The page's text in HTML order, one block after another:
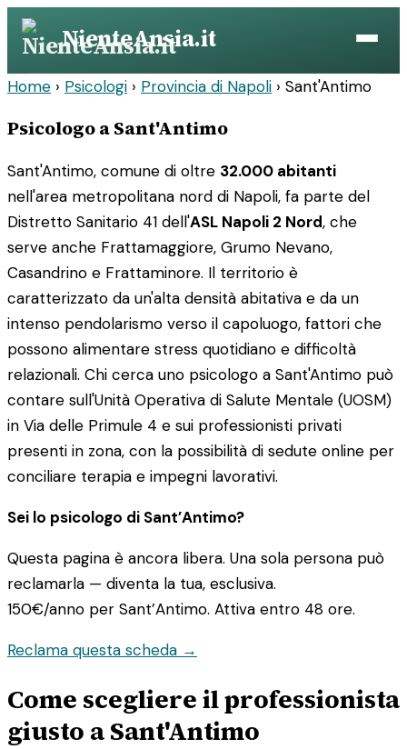
Vai
contenuto
NienteAnsia.it
Home › Psicologi › Provincia di Napoli › Sant'Antimo
Psicologo a Sant'Antimo
Sant'Antimo, comune di oltre 32.000 abitanti
nell'area metropolitana nord di Napoli, fa parte del
Distretto Sanitario 41 dell'ASL Napoli 2 Nord, che
serve anche Frattamaggiore, Grumo Nevano,
Casandrino e Frattaminore. Il territorio è
caratterizzato da un'alta densità abitativa e da un
intenso pendolarismo verso il capoluogo, fattori che
possono alimentare stress quotidiano e difficoltà
relazionali. Chi cerca uno psicologo a Sant'Antimo può
contare sull'Unità Operativa di Salute Mentale (UOSM)
in Via delle Primule 4 e sui professionisti privati
presenti in zona, con la possibilità di sedute online per
conciliare terapia e impegni lavorativi.
Sei lo psicologo di Sant’Antimo?
Questa pagina è ancora libera. Una sola persona può
reclamarla — diventa la tua, esclusiva.
150€/anno per Sant’Antimo. Attiva entro 48 ore.
Reclama questa scheda →
Come scegliere il professionista
giusto a Sant'Antimo